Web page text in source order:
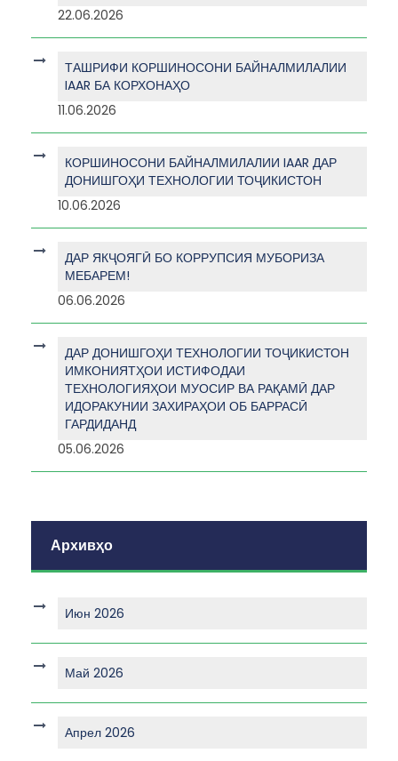
22.06.2026
ТАШРИФИ КОРШИНОСОНИ БАЙНАЛМИЛАЛИИ
IAAR БА КОРХОНАҲО
11.06.2026
КОРШИНОСОНИ БАЙНАЛМИЛАЛИИ IAAR ДАР
ДОНИШГОҲИ ТЕХНОЛОГИИ ТОҶИКИСТОН
10.06.2026
ДАР ЯКҶОЯГӢ БО КОРРУПСИЯ МУБОРИЗА
МЕБАРЕМ!
06.06.2026
ДАР ДОНИШГОҲИ ТЕХНОЛОГИИ ТОҶИКИСТОН
ИМКОНИЯТҲОИ ИСТИФОДАИ
ТЕХНОЛОГИЯҲОИ МУОСИР ВА РАҚАМӢ ДАР
ИДОРАКУНИИ ЗАХИРАҲОИ ОБ БАРРАСӢ
ГАРДИДАНД
05.06.2026
Архивҳо
Июн 2026
Май 2026
Апрел 2026